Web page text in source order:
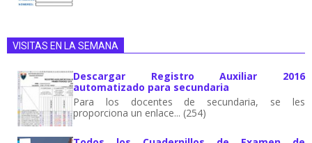
VISITAS EN LA SEMANA
Descargar Registro Auxiliar 2016
automatizado para secundaria
Para los docentes de secundaria, se les
proporciona un enlace... (254)